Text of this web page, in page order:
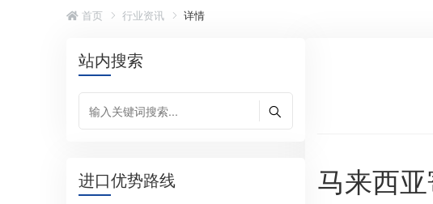
首页 行业资讯 详情
站内搜索
进口优势路线 马来西